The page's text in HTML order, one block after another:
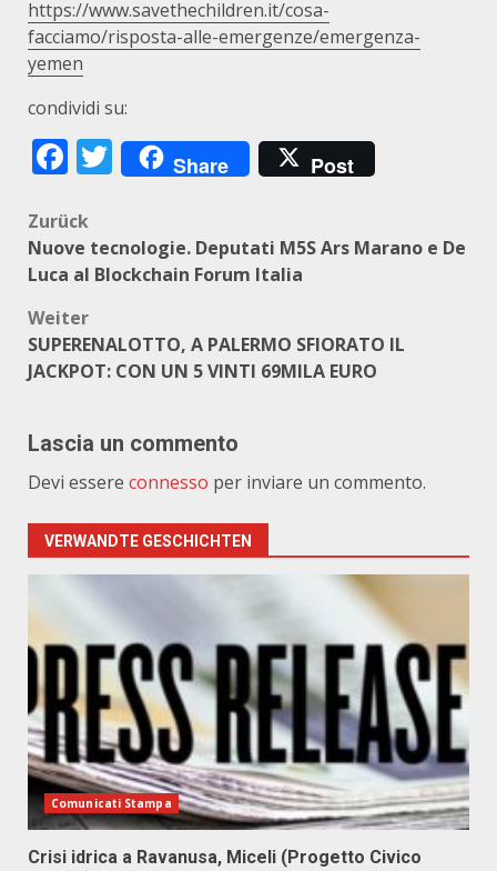
https://www.savethechildren.it/cosa-
facciamo/risposta-alle-emergenze/emergenza-
yemen
condividi su:
Facebook
Twitter
Share Post
Beitragsnavigation
Zurück
Nuove tecnologie. Deputati M5S Ars Marano e De
Luca al Blockchain Forum Italia
Weiter
SUPERENALOTTO, A PALERMO SFIORATO IL
JACKPOT: CON UN 5 VINTI 69MILA EURO
Lascia un commento
Devi essere connesso per inviare un commento.
VERWANDTE GESCHICHTEN
Comunicati Stampa
Crisi idrica a Ravanusa, Miceli (Progetto Civico